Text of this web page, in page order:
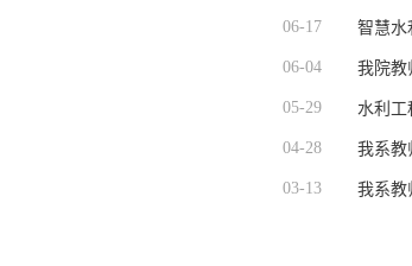
06-17
06-04
05-29
04-28
03-13
智慧水
我院教
水利工
我系教
我系教